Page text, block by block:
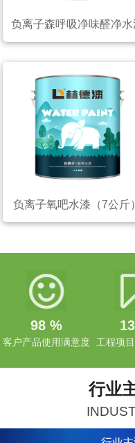
负离子森呼吸净味醛净水
（20公斤）
负离子氧吧水漆（7公斤）
98 %
客户产品使用满意度 工程项
行业